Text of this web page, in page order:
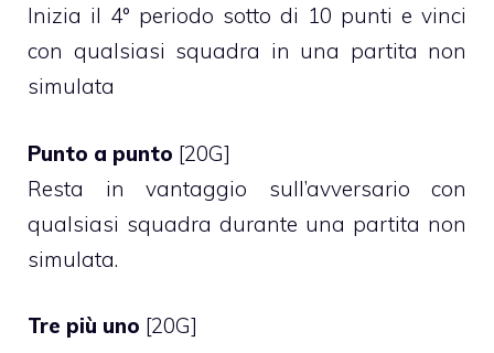
Inizia il 4° periodo sotto di 10 punti e vinci
con qualsiasi squadra in una partita non
simulata
Punto a punto [20G]
Resta in vantaggio sull’avversario con
qualsiasi squadra durante una partita non
simulata.
Tre più uno [20G]